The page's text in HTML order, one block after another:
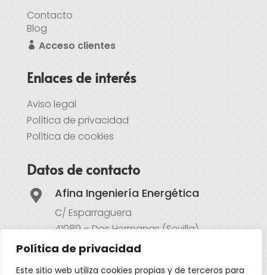
Política de privacidad
Este sitio web utiliza cookies propias y de terceros para
Contacto
Blog
Acceso clientes
Enlaces de interés
Aviso legal
Política de privacidad
Política de cookies
Datos de contacto
 Afina Ingeniería Energética
C/ Esparraguera
41089 – Dos Hermanas (Sevilla)
Atención al cliente